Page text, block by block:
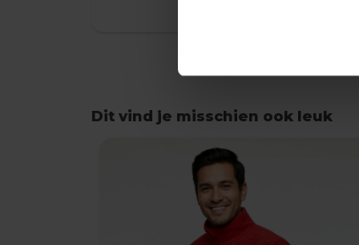
Dit vind je misschien ook leuk